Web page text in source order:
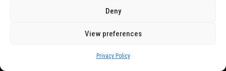
Deny
View preferences
Privacy Policy